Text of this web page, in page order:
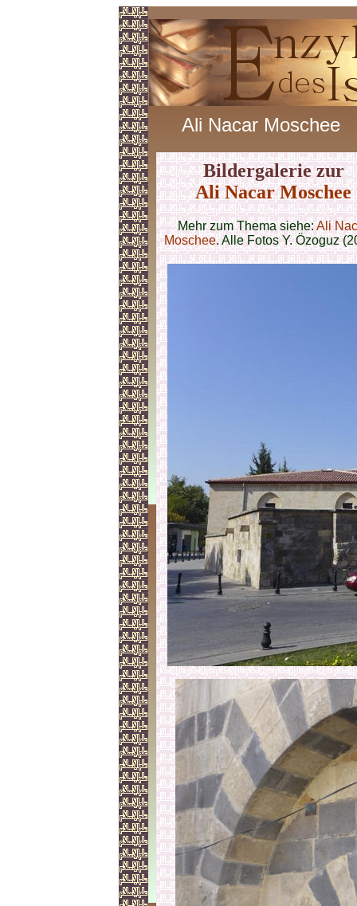
Ali Nacar Moschee
Bildergalerie zur
Ali Nacar Moschee
Mehr zum Thema siehe:Ali
Moschee. Alle Fotos Y. Özoguz